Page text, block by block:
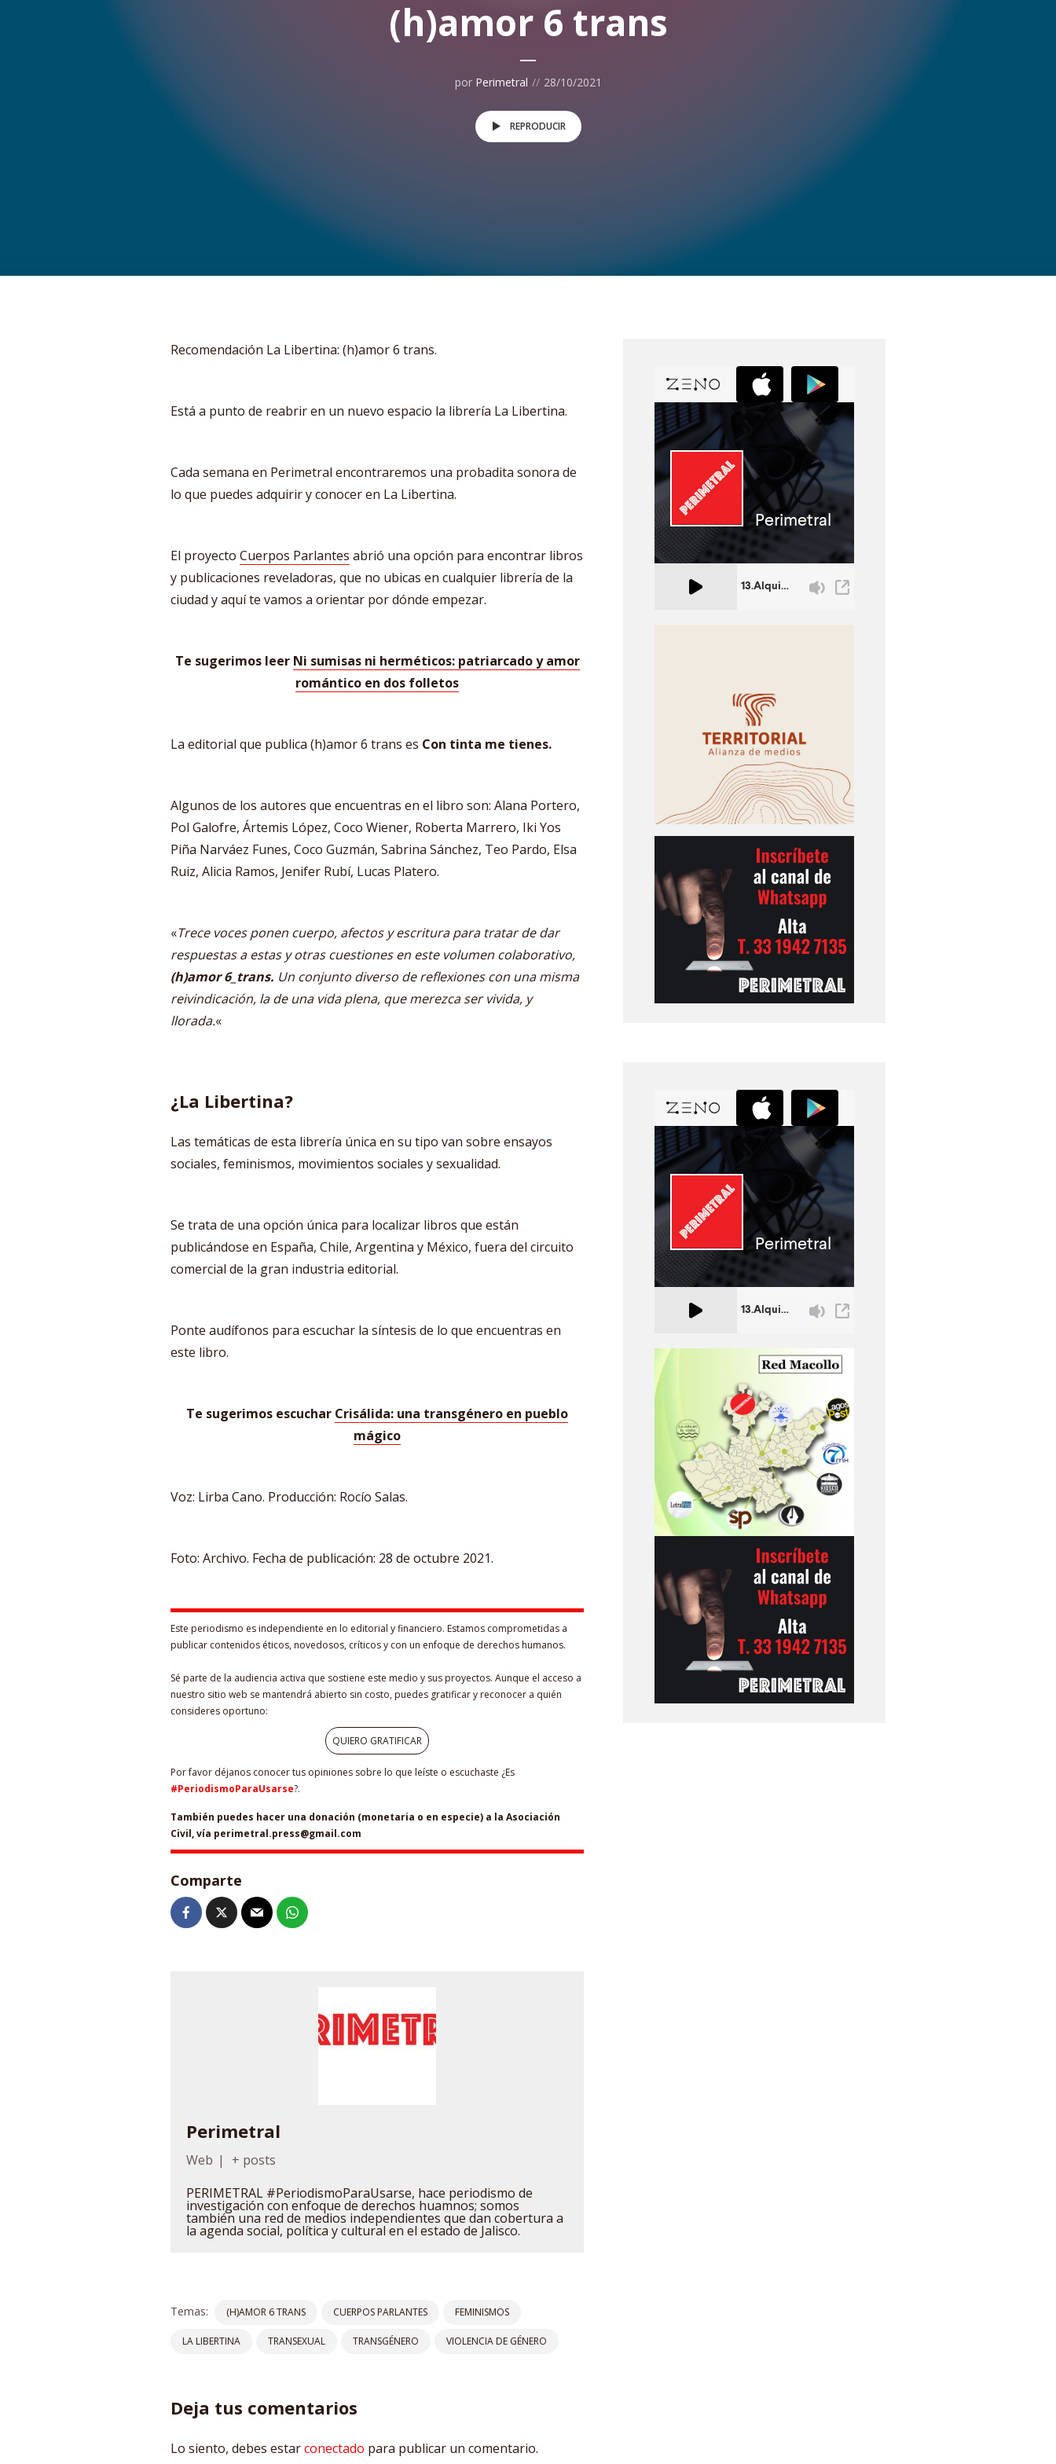
(h)amor 6 trans
por Perimetral 28/10/2021
REPRODUCIR
Recomendación La Libertina: (h)amor 6 trans.
Está a punto de reabrir en un nuevo espacio la librería La Libertina.
Cada semana en Perimetral encontraremos una probadita sonora de
lo que puedes adquirir y conocer en La Libertina.
El proyecto Cuerpos Parlantes abrió una opción para encontrar libros
y publicaciones reveladoras, que no ubicas en cualquier librería de la
ciudad y aquí te vamos a orientar por dónde empezar.
Te sugerimos leer Ni sumisas ni herméticos: patriarcado y amor
romántico en dos folletos
La editorial que publica (h)amor 6 trans es Con tinta me tienes.
Algunos de los autores que encuentras en el libro son: Alana Portero,
Pol Galofre, Ártemis López, Coco Wiener, Roberta Marrero, Iki Yos
Piña Narváez Funes, Coco Guzmán, Sabrina Sánchez, Teo Pardo, Elsa
Ruiz, Alicia Ramos, Jenifer Rubí, Lucas Platero.
«Trece voces ponen cuerpo, afectos y escritura para tratar de dar
respuestas a estas y otras cuestiones en este volumen colaborativo,
(h)amor 6_trans. Un conjunto diverso de reflexiones con una misma
reivindicación, la de una vida plena, que merezca ser vivida, y
llorada.«
¿La Libertina?
Las temáticas de esta librería única en su tipo van sobre ensayos
sociales, feminismos, movimientos sociales y sexualidad.
Se trata de una opción única para localizar libros que están
publicándose en España, Chile, Argentina y México, fuera del circuito
comercial de la gran industria editorial.
Ponte audífonos para escuchar la síntesis de lo que encuentras en
este libro.
Te sugerimos escuchar Crisálida: una transgénero en pueblo
mágico
Voz: Lirba Cano. Producción: Rocío Salas.
Foto: Archivo. Fecha de publicación: 28 de octubre 2021.
Este periodismo es independiente en lo editorial y financiero. Estamos comprometidas a
publicar contenidos éticos, novedosos, críticos y con un enfoque de derechos humanos.
Sé parte de la audiencia activa que sostiene este medio y sus proyectos. Aunque el acceso a
nuestro sitio web se mantendrá abierto sin costo, puedes gratificar y reconocer a quién
consideres oportuno:
QUIERO GRATIFICAR
Por favor déjanos conocer tus opiniones sobre lo que leíste o escuchaste ¿Es
#PeriodismoParaUsarse?.
También puedes hacer una donación (monetaria o en especie) a la Asociación
Civil, vía perimetral.press@gmail.com
Comparte
Perimetral
Web |
+ posts
PERIMETRAL #PeriodismoParaUsarse, hace periodismo de
investigación con enfoque de derechos huamnos; somos
también una red de medios independientes que dan cobertura a
la agenda social, política y cultural en el estado de Jalisco.
Temas: (H)AMOR 6 TRANS CUERPOS PARLANTES FEMINISMOS
LA LIBERTINA TRANSEXUAL TRANSGÉNERO VIOLENCIA DE GÉNERO
Deja tus comentarios
Lo siento, debes estarconectado para publicar un comentario.